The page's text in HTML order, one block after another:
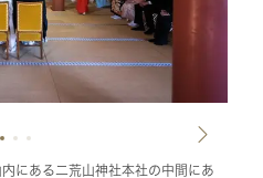
にある二荒山神社本社の中間にあ